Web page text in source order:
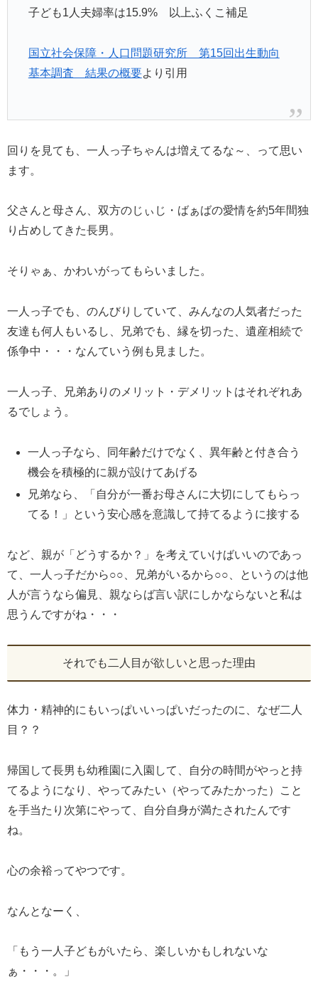
子ども1人夫婦率は15.9% 以上ふくこ補足
国立社会保障・人口問題研究所 第15回出生動向
基本調査 結果の概要より引用
回りを見ても、一人っ子ちゃんは増えてるな～、って思い
ます。
父さんと母さん、双方のじぃじ・ばぁばの愛情を約5年間独
り占めしてきた長男。
そりゃぁ、かわいがってもらいました。
一人っ子でも、のんびりしていて、みんなの人気者だった
友達も何人もいるし、兄弟でも、縁を切った、遺産相続で
係争中・・・なんていう例も見ました。
一人っ子、兄弟ありのメリット・デメリットはそれぞれあ
るでしょう。
一人っ子なら、同年齢だけでなく、異年齢と付き合う
機会を積極的に親が設けてあげる
兄弟なら、「自分が一番お母さんに大切にしてもらっ
てる！」という安心感を意識して持てるように接する
など、親が「どうするか？」を考えていけばいいのであっ
て、一人っ子だから○○、兄弟がいるから○○、というのは他
人が言うなら偏見、親ならば言い訳にしかならないと私は
思うんですがね・・・
それでも二人目が欲しいと思った理由
体力・精神的にもいっぱいいっぱいだったのに、なぜ二人
目？？
帰国して長男も幼稚園に入園して、自分の時間がやっと持
てるようになり、やってみたい（やってみたかった）こと
を手当たり次第にやって、自分自身が満たされたんです
ね。
心の余裕ってやつです。
なんとなーく、
「もう一人子どもがいたら、楽しいかもしれないな
ぁ・・・。」